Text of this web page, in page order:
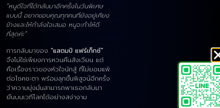
“หนูดีใจที่ได้กลับมาอีกครั้งในวันพิเศษ
แบบนี้ อยากขอบคุณทุกคนที่ยังอยู่เคียง
ข้างและให้กำลังใจเสมอ หนูจะทำให้ดี
ที่สุดค่ะ”
การกลับมาของ “แสตมป์ แฟร์เท็กซ์”
จึงไม่ใช่เพียงการหวนคืนสังเวียน แต่
คือเรื่องราวของหัวใจนักสู้ ที่ไม่ยอมแพ้
ต่อโชคชะตา พร้อมลุกขึ้นพิสูจน์อีกครั้ง
ว่าความมุ่งมั่นสามารถพาเธอกลับมา
ยืนบนเวทีโลกได้อย่างสง่างาม